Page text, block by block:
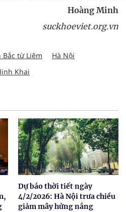
Hoàng Minh
suckhoeviet.org.vn
Bắc từ Liêm
Hà Nội
Khai
Dự báo thời tiết ngày
4/2/2026: Hà Nội trưa chiều
giảm mây hửng nắng